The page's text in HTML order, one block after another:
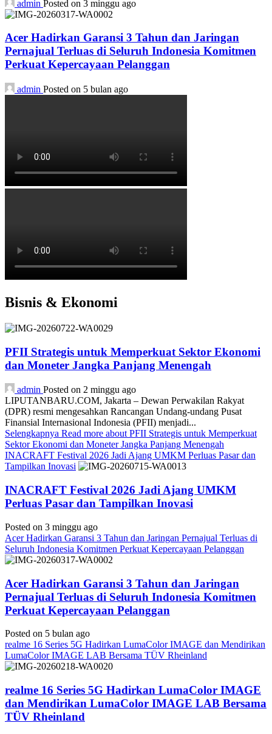
admin Posted on 3 minggu ago
Acer Hadirkan Garansi 3 Tahun dan Jaringan
Pernajual Terluas di Seluruh Indonesia Komitmen
Perkuat Kepercayaan Pelanggan
admin Posted on 5 bulan ago
Bisnis & Ekonomi
PFII Strategis untuk Memperkuat Sektor Ekonomi
dan Moneter Jangka Panjang Menengah
admin Posted on 2 minggu ago
LIPUTANBARU.COM, Jakarta – Dewan Perwakilan Rakyat
(DPR) resmi mengesahkan Rancangan Undang-undang Pusat
Finansial Internasional Indonesia (PFII) menjadi...
Selengkapnya Read more about PFII Strategis untuk Memperkuat
Sektor Ekonomi dan Moneter Jangka Panjang Menengah
INACRAFT Festival 2026 Jadi Ajang UMKM Perluas Pasar dan
Tampilkan Inovasi
INACRAFT Festival 2026 Jadi Ajang UMKM
Perluas Pasar dan Tampilkan Inovasi
Posted on 3 minggu ago
Acer Hadirkan Garansi 3 Tahun dan Jaringan Pernajual Terluas di
Seluruh Indonesia Komitmen Perkuat Kepercayaan Pelanggan
Acer Hadirkan Garansi 3 Tahun dan Jaringan
Pernajual Terluas di Seluruh Indonesia Komitmen
Perkuat Kepercayaan Pelanggan
Posted on 5 bulan ago
realme 16 Series 5G Hadirkan LumaColor IMAGE dan Mendirikan
LumaColor IMAGE LAB Bersama TÜV Rheinland
realme 16 Series 5G Hadirkan LumaColor IMAGE
dan Mendirikan LumaColor IMAGE LAB Bersama
TÜV Rheinland